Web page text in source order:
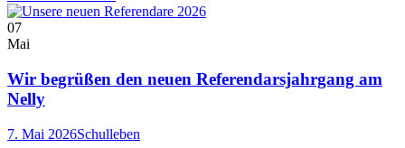
07
Mai
Wir begrüßen den neuen Referendarsjahrgang am
Nelly
7. Mai 2026Schulleben